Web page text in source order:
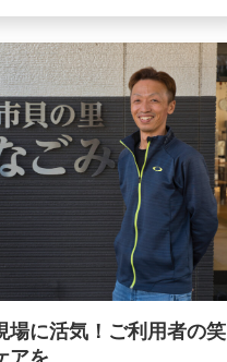
場に活気！ご利用者の笑